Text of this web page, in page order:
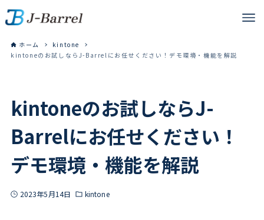
ホーム
kintone
kintoneのお試しならJ-Barrelにお任せください！デモ環境・機能を解説
kintoneのお試しならJ-
Barrelにお任せください！
デモ環境・機能を解説
2023年5月14日 kintone